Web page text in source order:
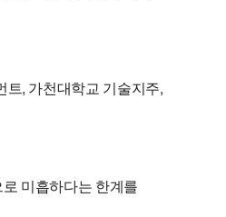
트, 가천대학교 기술지주,
미흡하다는 한계를